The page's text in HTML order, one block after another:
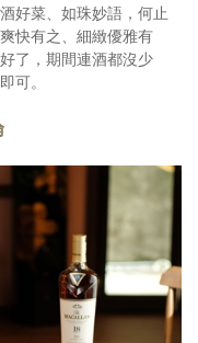
好菜、如珠妙語，何止
快有之、細緻優雅有
了，期間連酒都沒少
可。